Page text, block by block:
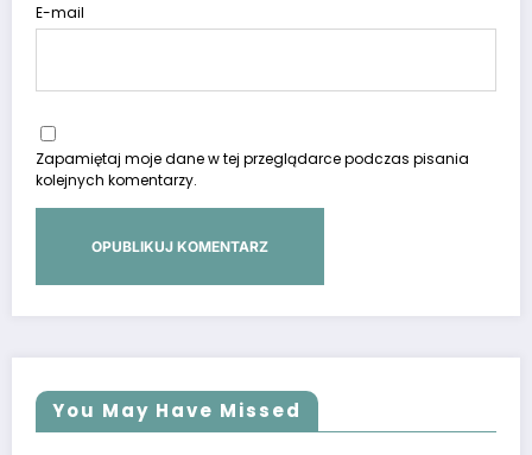
E-mail
Zapamiętaj moje dane w tej przeglądarce podczas pisania
kolejnych komentarzy.
You May Have Missed